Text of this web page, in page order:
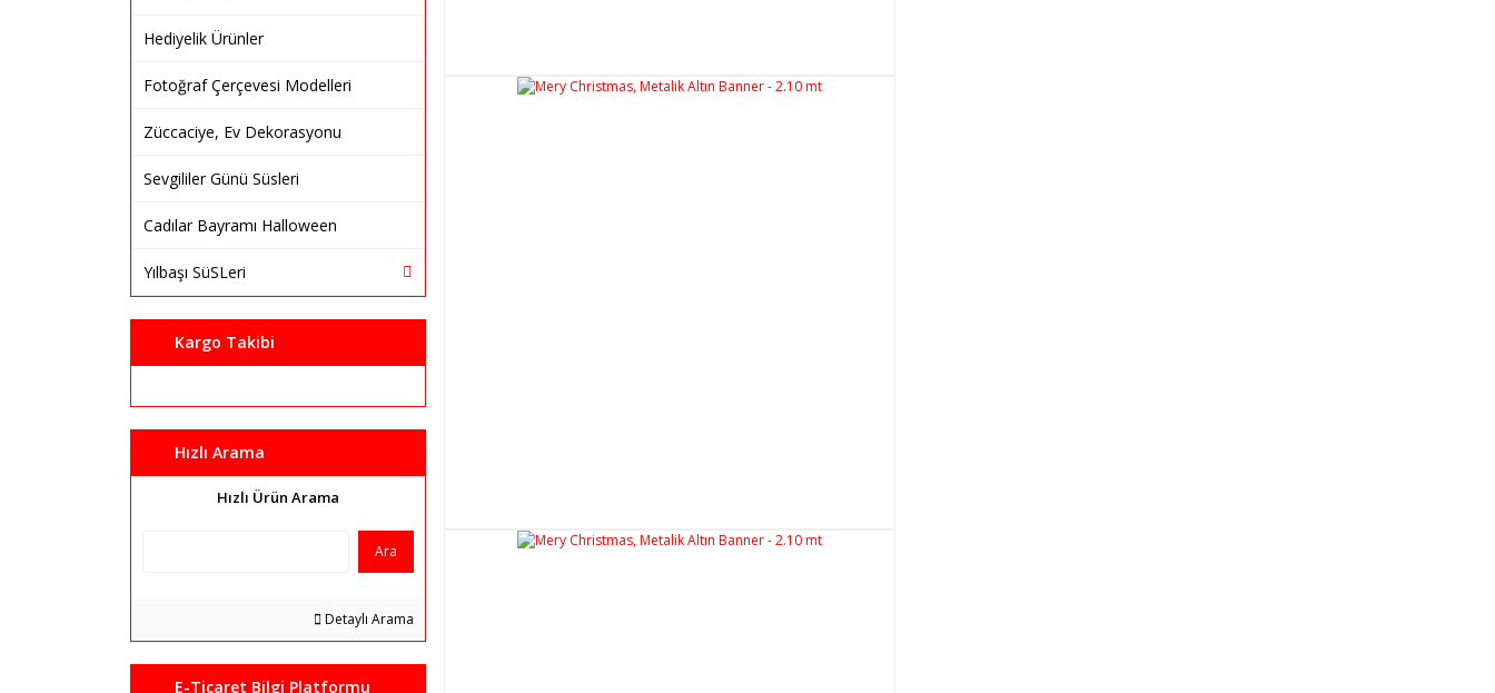
Hediyelik Ürünler
Fotoğraf Çerçevesi Modelleri
Züccaciye, Ev Dekorasyonu
Sevgililer Günü Süsleri
Cadılar Bayramı Halloween
Yılbaşı SüSLeri
Kargo Takibi
Hızlı Arama
Hızlı Ürün Arama
Ara
Detaylı Arama
E-Ticaret Bilgi Platformu